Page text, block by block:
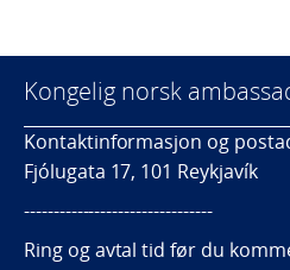
Kongelig norsk
Kontaktinformasjon og
Fjólugata 17, 101 Reykjavík
--------------------------------
Ring og avtal tid før du